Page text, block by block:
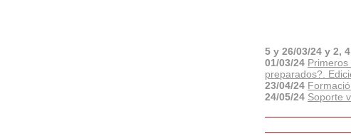
5 y 26/03/24 y 2,
01/03/24
preparados?.
23/04/24
24/05/24 Soporte